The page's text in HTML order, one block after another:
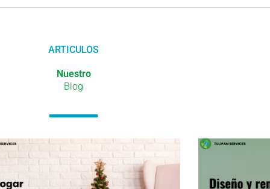
ARTICULOS
Nuestro
Blog
Página
PáginaPáginaPáginaPáginaPágina